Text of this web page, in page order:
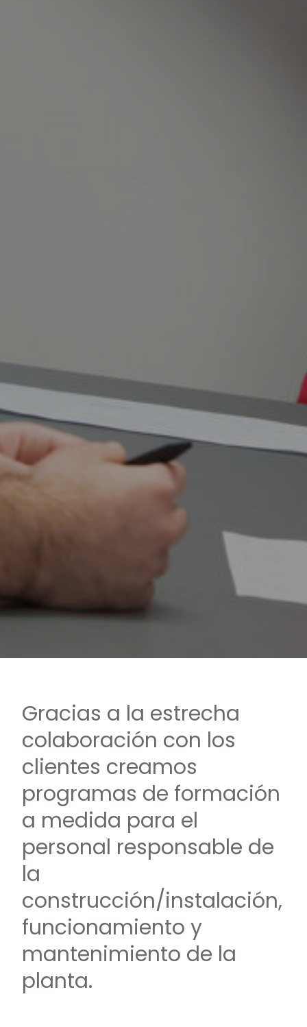
Gracias a la estrecha
colaboración con los
clientes creamos
programas de formación
a medida para el
personal responsable de
la
construcción/instalación,
funcionamiento y
mantenimiento de la
planta.